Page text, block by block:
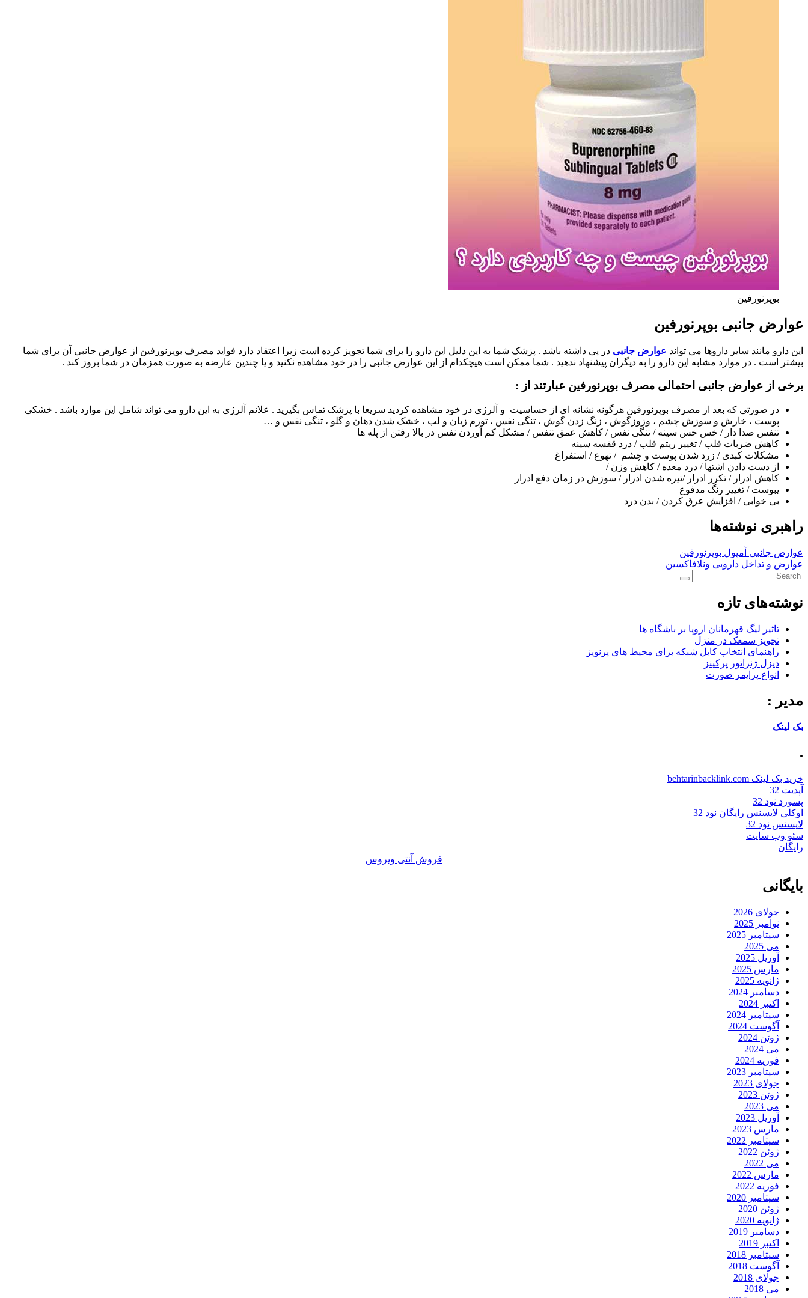
بوپرنورفین
عوارض جانبی بوپرنورفین
این دارو مانند سایر داروها می تواند عوارض جانبی در پی داشته باشد . پزشک شما به این دلیل این دارو را برای شما تجویز کرده است زیرا اعتقاد دارد فواید مصرف بوپرنورفین از عوارض جانبی آن برای شما
بیشتر است . در موارد مشابه این دارو را به دیگران پیشنهاد ندهید . شما ممکن است هیچکدام از این عوارض جانبی را در خود مشاهده نکنید و یا چندین عارضه به صورت همزمان در شما بروز کند .
برخی از عوارض جانبی احتمالی مصرف بوپرنورفین عبارتند از :
در صورتی که بعد از مصرف بوپرنورفین هرگونه نشانه ای از حساسیت و آلرژی در خود مشاهده کردید سریعا با پزشک تماس بگیرید . علائم آلرژی به این دارو می تواند شامل این موارد باشد . خشکی
پوست ، خارش و سوزش چشم ، وزوزگوش ، زنگ زدن گوش ، تنگی نفس ، تورم زبان و لب ، خشک شدن دهان و گلو ، تنگی نفس و …
تنفس صدا دار / خس خس سینه / تنگی نفس / کاهش عمق تنفس / مشکل کم آوردن نفس در بالا رفتن از پله ها
کاهش ضربات قلب / تغییر ریتم قلب / درد قفسه سینه
مشکلات کبدی / زرد شدن پوست و چشم / تهوع / استفراغ
از دست دادن اشتها / درد معده / کاهش وزن /
کاهش ادرار / تکرر ادرار /تیره شدن ادرار / سوزش در زمان دفع ادرار
یبوست / تغییر رنگ مدفوع
بی خوابی / افزایش عرق کردن / بدن درد
راهبری نوشته‌ها
عوارض جانبی آمپول بوپرنورفین
عوارض و تداخل دارویی ونلافاکسین
نوشته‌های تازه
تاثیر لیگ قهرمانان اروپا بر باشگاه ها
تجویز سمعک در منزل
راهنمای انتخاب کابل شبکه برای محیط های پرنویز
دیزل ژنراتور پرکینز
انواع پرایمر صورت
مدیر :
بک لینک
.
خرید بک لینک behtarinbacklink.com
آپدیت 32
پسورد نود 32
اوکلی لایسنس رایگان نود 32
لایسنس نود 32
سئو وب سایت
رایگان
فروش آنتی ویروس
بایگانی
جولای 2026
نوامبر 2025
سپتامبر 2025
می 2025
آوریل 2025
مارس 2025
ژانویه 2025
دسامبر 2024
اکتبر 2024
سپتامبر 2024
آگوست 2024
ژوئن 2024
می 2024
فوریه 2024
سپتامبر 2023
جولای 2023
ژوئن 2023
می 2023
آوریل 2023
مارس 2023
سپتامبر 2022
ژوئن 2022
می 2022
مارس 2022
فوریه 2022
سپتامبر 2020
ژوئن 2020
ژانویه 2020
دسامبر 2019
اکتبر 2019
سپتامبر 2018
آگوست 2018
جولای 2018
می 2018